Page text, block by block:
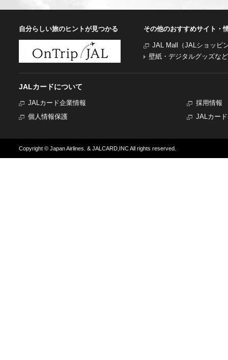
自分らしい旅のヒントが見つかる その他のおすすめサイト・
JAL Mall（JALショッピ
壁紙・デジタルグッズなど
JALカードについて
JALカード企業情報
採用情報
個人情報保護
JALカー
Copyright © Japan Airlines. & JALCARD,INC All rights reserved.